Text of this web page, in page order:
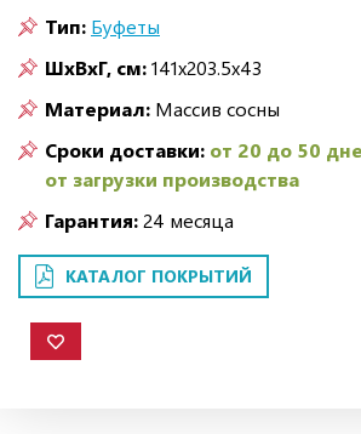
Тип: Буфеты
ШxВxГ, см:141x203.5x43
Материал: Массив сосны
Сроки доставки: от 20 до 50
от загрузки производства
Гарантия:24 месяца
КАТАЛОГ ПОКРЫТИЙ